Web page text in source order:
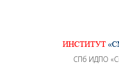
перерывов в рабочие дни с
MAX +7 (981)
СПб ИДПО